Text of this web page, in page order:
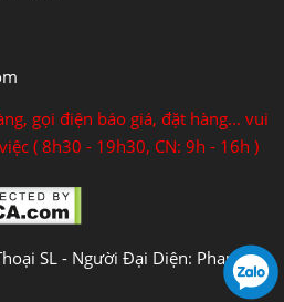
gọi điện báo giá, đặt hàng... vui
( 8h30 - 19h30, CN: 9h - 16h )
SL - Người Đại Diện: Phan